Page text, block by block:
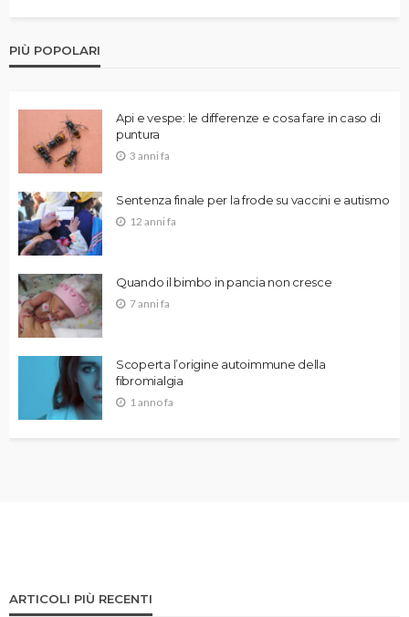
PIÙ POPOLARI
Api e vespe: le differenze e cosa fare in caso di
puntura
3 anni fa
Sentenza finale per la frode su vaccini e autismo
12 anni fa
Quando il bimbo in pancia non cresce
7 anni fa
Scoperta l’origine autoimmune della
fibromialgia
1 anno fa
ARTICOLI PIÙ RECENTI